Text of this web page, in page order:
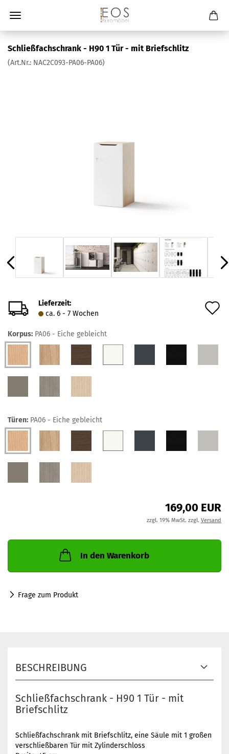
Schließfachschrank - H90 1 Tür - mit Briefschlitz
(Art.Nr.: NAC2C093-PA06-PA06)
Lieferzeit:
ca. 6 - 7 Wochen
Korpus: PA06 - Eiche gebleicht
Türen: PA06 - Eiche gebleicht
169,00 EUR
zzgl. 19% MwSt. zzgl. Versand
In den Warenkorb
Frage zum Produkt
BESCHREIBUNG
Schließfachschrank - H90 1 Tür - mit
Briefschlitz
Schließfachschrank mit Briefschlitz, eine Säule mit 1 großen
verschließbaren Tür mit Zylinderschloss